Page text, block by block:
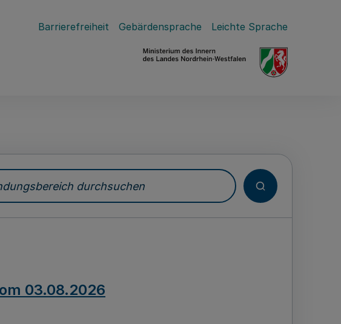
Barrierefreiheit Gebärdensprache Leichte Sprache
durchsuchen
03.08.2026